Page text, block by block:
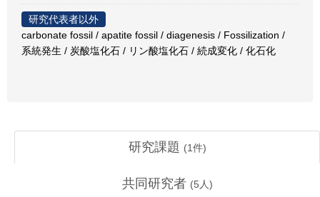
研究代表者以外
carbonate fossil / apatite fossil / diagenesis / Fossilization /
系統発生 / 炭酸塩化石 / リン酸塩化石 / 続成変化 / 化石化
研究課題 (1件)
共同研究者 (5 人)